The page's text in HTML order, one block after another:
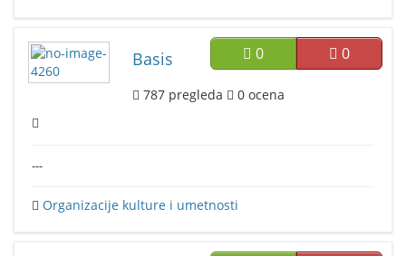
0 0
Basis
787 pregleda 0 ocena
---
Organizacije kulture i umetnosti